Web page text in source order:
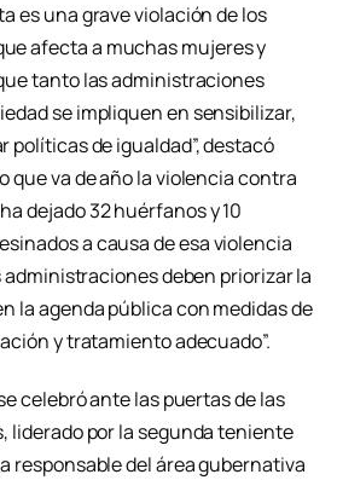
es una grave violación de los
afecta a muchas mujeres y
tanto las administraciones
se impliquen en sensibilizar,
políticas de igualdad”, destacó
que va de año la violencia contra
dejado 32 huérfanos y 10
a causa de esa violencia
administraciones deben priorizar la
la agenda pública con medidas de
y tratamiento adecuado”.
celebró ante las puertas de las
liderado por la segunda teniente
responsable del área gubernativa